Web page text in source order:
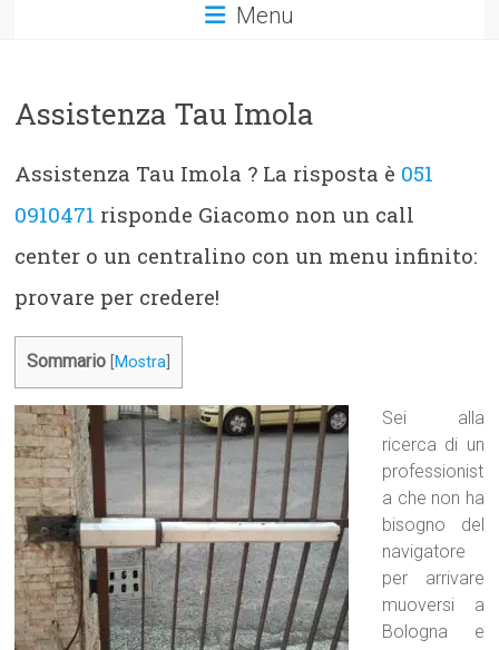
Menu
Assistenza Tau Imola
Assistenza Tau Imola ? La risposta è 051
0910471 risponde Giacomo non un call
center o un centralino con un menu infinito:
provare per credere!
Sommario Mostra
Sei alla
ricerca di un
professionist
a che non ha
bisogno del
navigatore
per arrivare
muoversi a
Bologna e